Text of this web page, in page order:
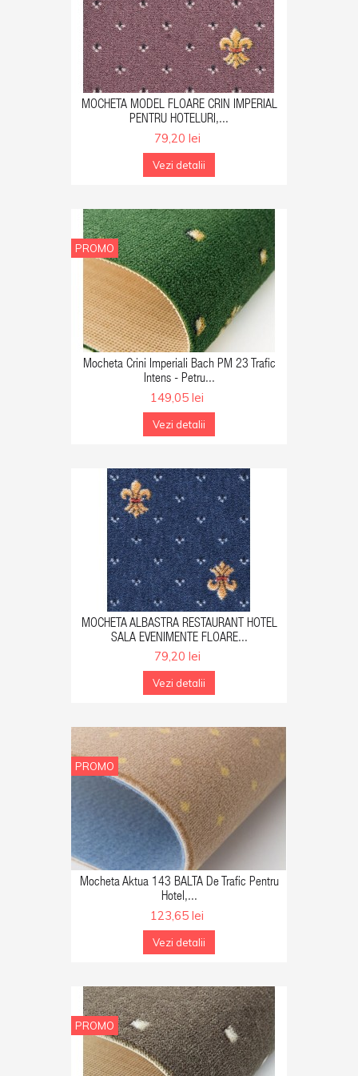
MOCHETA MODEL FLOARE CRIN IMPERIAL
PENTRU HOTELURI,...
79,20 lei
Vezi detalii
PROMO
Mocheta Crini Imperiali Bach PM 23 Trafic
Intens - Petru...
149,05 lei
Vezi detalii
MOCHETA ALBASTRA RESTAURANT HOTEL
SALA EVENIMENTE FLOARE...
79,20 lei
Vezi detalii
PROMO
Mocheta Aktua 143 BALTA De Trafic Pentru
Hotel,...
123,65 lei
Vezi detalii
PROMO